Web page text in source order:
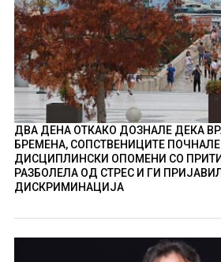
ДВА ДЕНА ОТКАКО ДОЗНАЛЕ ДЕКА
БРЕМЕНА, СОПСТВЕНИЦИТЕ
ДИСЦИПЛИНСКИ ОПОМЕНИ СО
РАЗБОЛЕЛА ОД СТРЕС И ГИ
ДИСКРИМИНАЦИЈА